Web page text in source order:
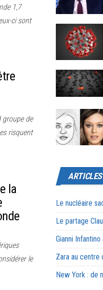
1,7
ci sont
groupe de
risquent
la
le
Le nucléaire
Le partage
Gianni
Zara au centre
New York : de